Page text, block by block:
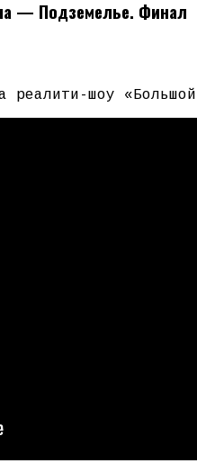
— Подземелье. Финал
реалити-шоу